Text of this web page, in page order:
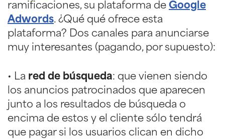
ramificaciones, su plataforma de Google
Adwords. ¿Qué qué ofrece esta
plataforma? Dos canales para anunciarse
muy interesantes (pagando, por supuesto):
• La red de búsqueda: que vienen siendo
los anuncios patrocinados que aparecen
junto a los resultados de búsqueda o
encima de estos y el cliente sólo tendrá
que pagar si los usuarios clican en dicho